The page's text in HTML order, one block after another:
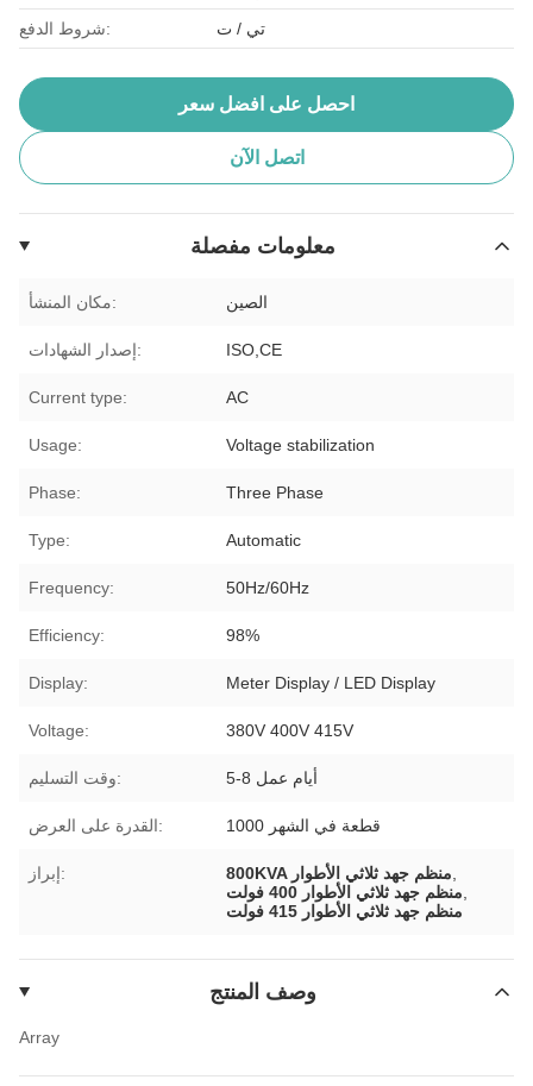
شروط الدفع: تي / ت
احصل على افضل سعر
اتصل الآن
معلومات مفصلة
مكان المنشأ: الصين
إصدار الشهادات: ISO,CE
Current type: AC
Usage: Voltage stabilization
Phase: Three Phase
Type: Automatic
Frequency: 50Hz/60Hz
Efficiency: 98%
Display: Meter Display / LED Display
Voltage: 380V 400V 415V
وقت التسليم: 5-8 أيام عمل
القدرة على العرض: 1000 قطعة في الشهر
إبراز: 800KVA منظم جهد ثلاثي الأطوار
منظم جهد ثلاثي الأطوار 400 فولت
منظم جهد ثلاثي الأطوار 415 فولت
وصف المنتج
Array